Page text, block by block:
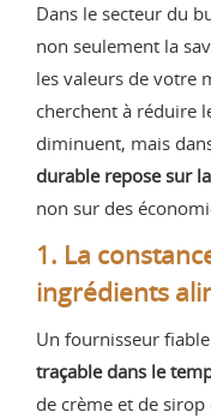
Dans le secteur du
non seulement la
les valeurs de votre
cherchent à réduire
diminuent, mais
durable repose sur
non sur des
1. La
ingrédients
Un fournisseur
traçable dans le
de crème et de